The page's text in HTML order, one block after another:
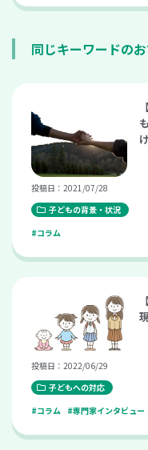
同じキーワードの
投稿日：2021/07/28
子どもの背景・状況
#コラム
投稿日：2022/06/29
子どもへの対応
#コラム
#専門家インタビュー